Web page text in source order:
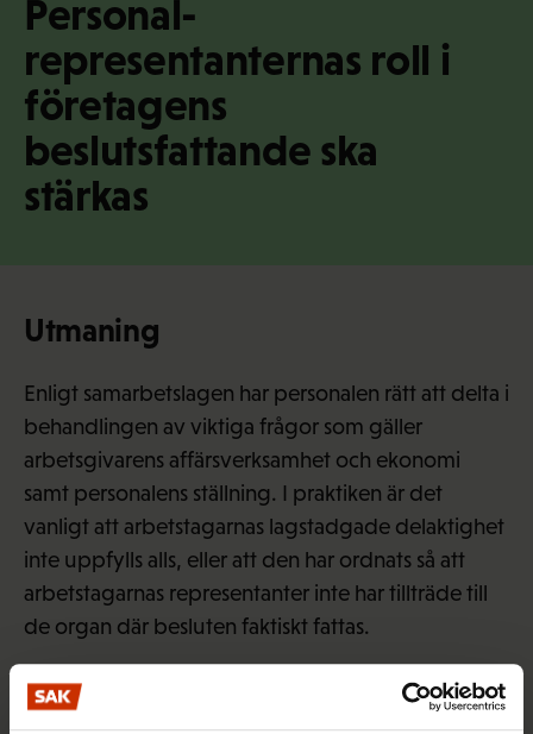
Personal­
representanternas roll i
företagens
beslutsfattande ska
stärkas
Utmaning
Enligt samarbetslagen har personalen rätt att delta i
behandlingen av viktiga frågor som gäller
arbetsgivarens affärsverksamhet och ekonomi
samt personalens ställning. I praktiken är det
vanligt att arbetstagarnas lagstadgade delaktighet
inte uppfylls alls, eller att den har ordnats så att
arbetstagarnas representanter inte har tillträde till
de organ där besluten faktiskt fattas.
Några av FFC:s lösningar